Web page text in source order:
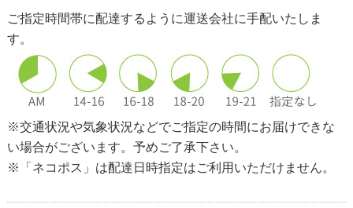
ご指定時間帯に配達するように運送会社に手配いたしま
す。
※交通状況や気象状況などでご指定の時間にお届けできな
い場合がございます。予めご了承下さい。
※「ネコポス」は配達日時指定はご利用いただけません。